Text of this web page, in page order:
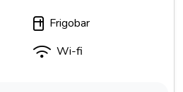
Frigobar
Wi-fi